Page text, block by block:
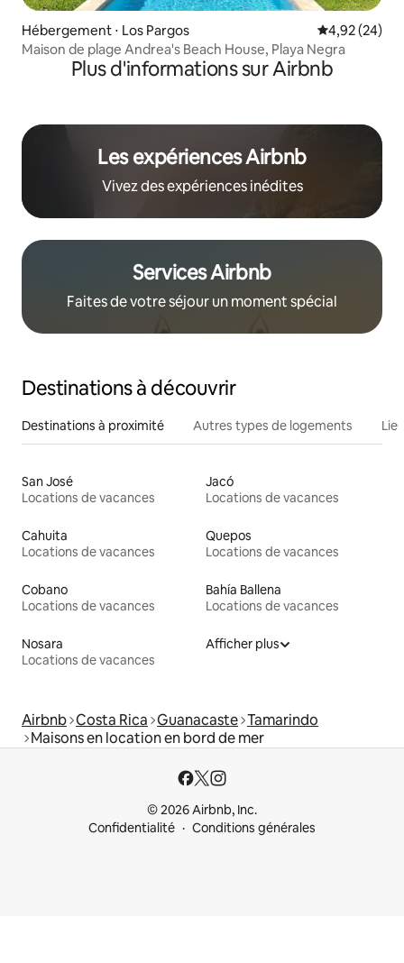
Hébergement ⋅ Los Pargos Évaluation
4,92 (24)
Maison de plage Andrea's Beach House, Playa Negra
Plus d'informations sur Airbnb
Les expériences Airbnb
Vivez des expériences inédites
Services Airbnb
Faites de votre séjour un moment spécial
Destinations à découvrir
Destinations à proximité Autres types de logements
San José
Locations de vacances
Jacó
Locations de vacances
Cahuita
Locations de vacances
Quepos
Locations de vacances
Cobano
Locations de vacances
Bahía Ballena
Locations de vacances
Nosara
Locations de vacances
Afficher plus
Airbnb Costa Rica Guanacaste Tamarindo
Maisons en location en bord de mer
© 2026 Airbnb, Inc.
Confidentialité
Conditions générales